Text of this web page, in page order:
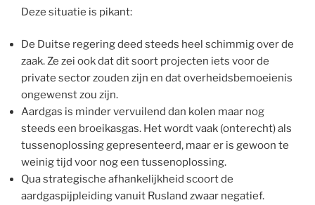
Deze situatie is pikant:
De Duitse regering deed steeds heel schimmig over de
zaak. Ze zei ook dat dit soort projecten iets voor de
private sector zouden zijn en dat overheidsbemoeienis
ongewenst zou zijn.
Aardgas is minder vervuilend dan kolen maar nog
steeds een broeikasgas. Het wordt vaak (onterecht) als
tussenoplossing gepresenteerd, maar er is gewoon te
weinig tijd voor nog een tussenoplossing.
Qua strategische afhankelijkheid scoort de
aardgaspijpleiding vanuit Rusland zwaar negatief.